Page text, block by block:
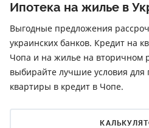
Ипотека на жилье в
Выгодные предложения
украинских банков. Кредит на
Чопа и на жилье на вторичном
выбирайте лучшие условия для
квартиры в кредит в Чопе.